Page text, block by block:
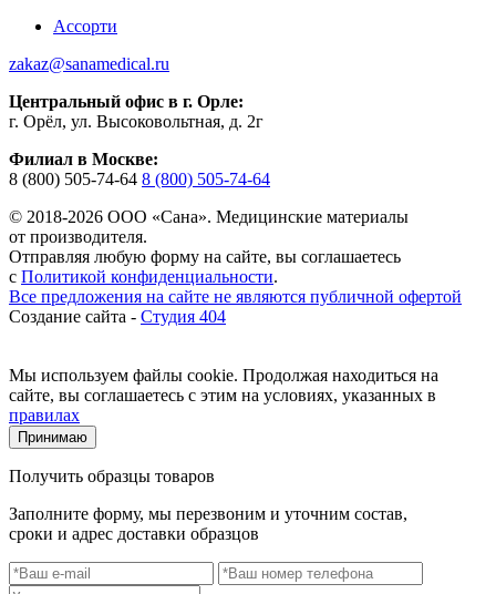
Ассорти
zakaz@sanamedical.ru
Центральный офис в г. Орле:
г. Орёл, ул. Высоковольтная, д. 2г
Филиал в Москве:
8 (800) 505-74-64 8 (800) 505-74-64
© 2018-2026 ООО «Сана». Медицинские материалы
от производителя.
Отправляя любую форму на сайте, вы соглашаетесь
с Политикой конфиденциальности.
Все предложения на сайте не являются публичной офертой
Создание сайта - Студия 404
Мы используем файлы cookie. Продолжая находиться на
сайте, вы соглашаетесь с этим на условиях, указанных в
правилах
Принимаю
Получить образцы товаров
Заполните форму, мы перезвоним и уточним состав,
сроки и адрес доставки образцов